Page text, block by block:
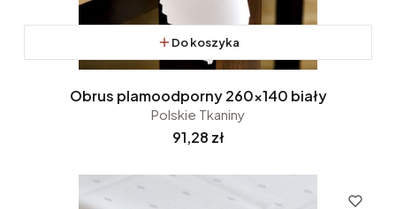
Do koszyka
Obrus plamoodporny 260x140 biały
Polskie Tkaniny
Cena
91,28 zł